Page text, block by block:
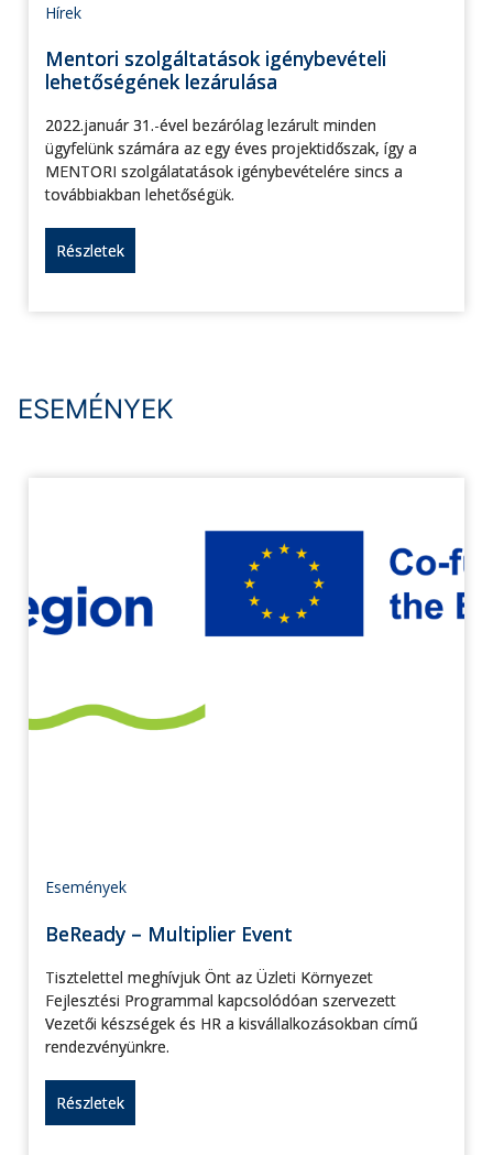
Hírek
Mentori szolgáltatások igénybevételi
lehetőségének lezárulása
2022.január 31.-ével bezárólag lezárult minden
ügyfelünk számára az egy éves projektidőszak, így a
MENTORI szolgálatatások igénybevételére sincs a
továbbiakban lehetőségük.
Részletek
ESEMÉNYEK
Események
BeReady – Multiplier Event
Tisztelettel meghívjuk Önt az Üzleti Környezet
Fejlesztési Programmal kapcsolódóan szervezett
Vezetői készségek és HR a kisvállalkozásokban című
rendezvényünkre.
Részletek